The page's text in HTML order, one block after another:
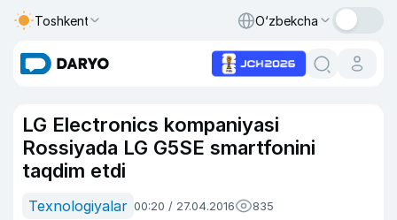
Toshkent O‘zbekcha
LG Electronics kompaniyasi
Rossiyada LG G5SE smartfonini
taqdim etdi
Texnologiyalar 00:20 / 27.04.2016 835